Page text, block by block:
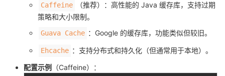
Caffeine
（推荐）：高性能的 Java 缓存库，支持过期
策略和大小限制。
Guava Cache ：Google 的缓存库，功能类似但较旧。
Ehcache ：支持分布式和持久化（但通常用于本地）。
配置示例
（Caffeine）：